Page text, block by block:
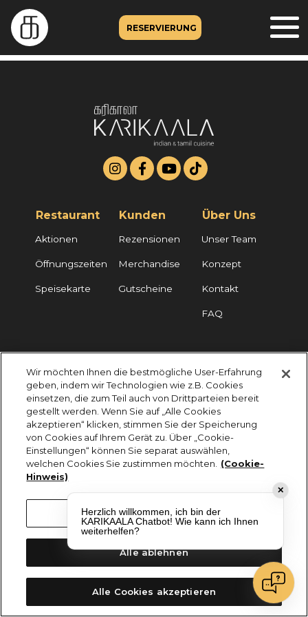
RESERVIERUNG
Restaurant
Aktionen
Öffnungszeiten
Speisekarte
Kunden
Rezensionen
Merchandise
Gutscheine
Über Uns
Unser Team
Konzept
Kontakt
FAQ
KARIKAALA ©2026 - Saily Food Service GmbH
Alle Rechte vorbehalten
✕
Herzlich willkommen, ich bin der
KARIKAALA Chatbot! Wie kann ich Ihnen
weiterhelfen?
Wir möchten Ihnen die bestmögliche User-Erfahrung
geben, indem wir Technologien wie z.B. Cookies
einsetzen, die zum Teil auch von Drittparteien bereit
gestellt werden. Wenn Sie auf „Alle Cookies
akzeptieren“ klicken, stimmen Sie der Speicherung
von Cookies auf Ihrem Gerät zu. Über „Cookie-
Einstellungen“ können Sie separat auswählen,
welchen Cookies Sie zustimmen möchten.
(Cookie-
Hinweis)
Cookie-Einstellungen
Alle ablehnen
Alle Cookies akzeptieren